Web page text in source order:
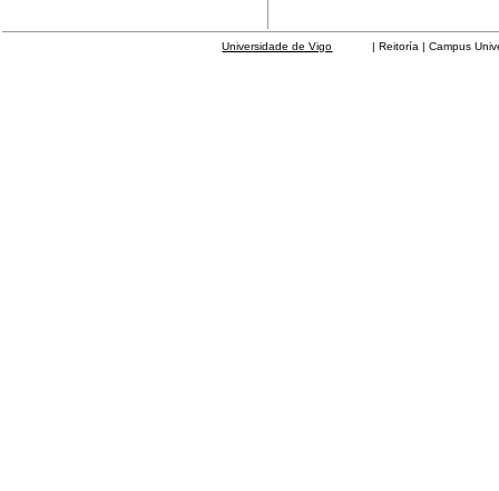
Universidade de Vigo | Reitoría | Campus